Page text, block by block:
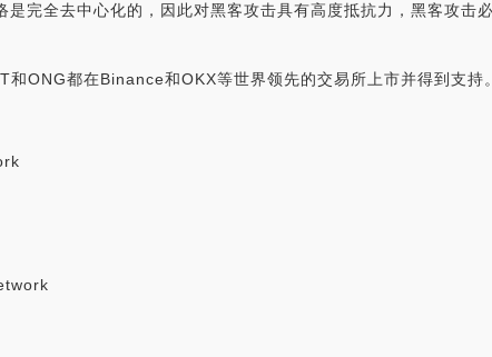
完全去中心化的，因此对黑客攻击具有高度抵抗力，黑客攻击
ONG都在Binance和OKX等世界领先的交易所上市并得到支持。